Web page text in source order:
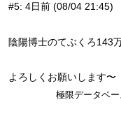
#5: 4日前 (08/04 21:45)
陰陽博士のてぶくろ143
よろしくお願いします〜
極限データベ